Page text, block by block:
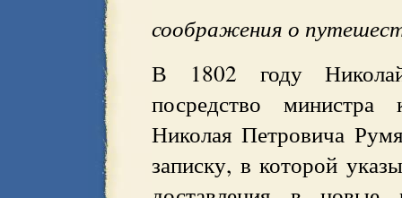
соображения о
В 1802 году
посредство министра
Николая Петровича
записку, в которой